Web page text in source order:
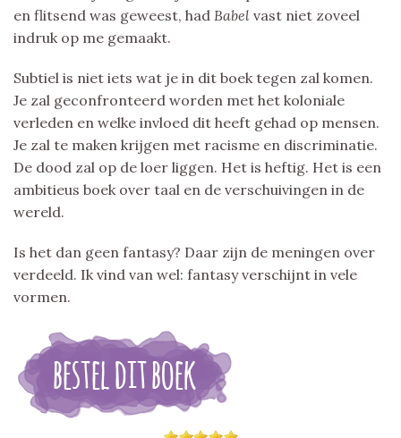
en flitsend was geweest, had Babel vast niet zoveel
indruk op me gemaakt.
Subtiel is niet iets wat je in dit boek tegen zal komen.
Je zal geconfronteerd worden met het koloniale
verleden en welke invloed dit heeft gehad op mensen.
Je zal te maken krijgen met racisme en discriminatie.
De dood zal op de loer liggen. Het is heftig. Het is een
ambitieus boek over taal en de verschuivingen in de
wereld.
Is het dan geen fantasy? Daar zijn de meningen over
verdeeld. Ik vind van wel: fantasy verschijnt in vele
vormen.